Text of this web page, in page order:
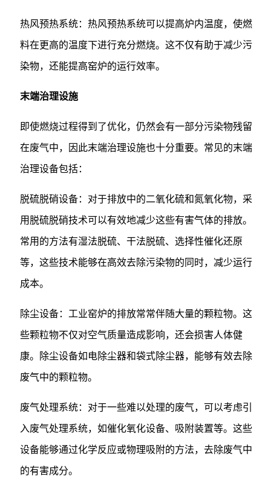
热风预热系统：热风预热系统可以提高炉内温度，使燃
料在更高的温度下进行充分燃烧。这不仅有助于减少污
染物，还能提高窑炉的运行效率。
末端治理设施
即使燃烧过程得到了优化，仍然会有一部分污染物残留
在废气中，因此末端治理设施也十分重要。常见的末端
治理设备包括：
脱硫脱硝设备：对于排放中的二氧化硫和氮氧化物，采
用脱硫脱硝技术可以有效地减少这些有害气体的排放。
常用的方法有湿法脱硫、干法脱硫、选择性催化还原
等，这些技术能够在高效去除污染物的同时，减少运行
成本。
除尘设备：工业窑炉的排放常常伴随大量的颗粒物。这
些颗粒物不仅对空气质量造成影响，还会损害人体健
康。除尘设备如电除尘器和袋式除尘器，能够有效去除
废气中的颗粒物。
废气处理系统：对于一些难以处理的废气，可以考虑引
入废气处理系统，如催化氧化设备、吸附装置等。这些
设备能够通过化学反应或物理吸附的方法，去除废气中
的有害成分。